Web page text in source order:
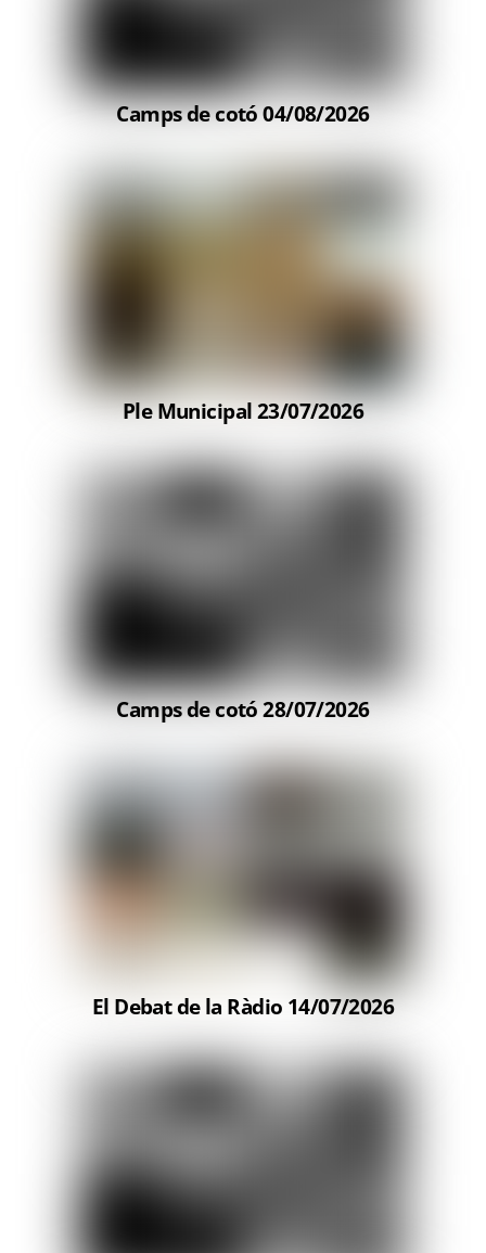
Camps de cotó 04/08/2026
Ple Municipal 23/07/2026
Camps de cotó 28/07/2026
El Debat de la Ràdio 14/07/2026